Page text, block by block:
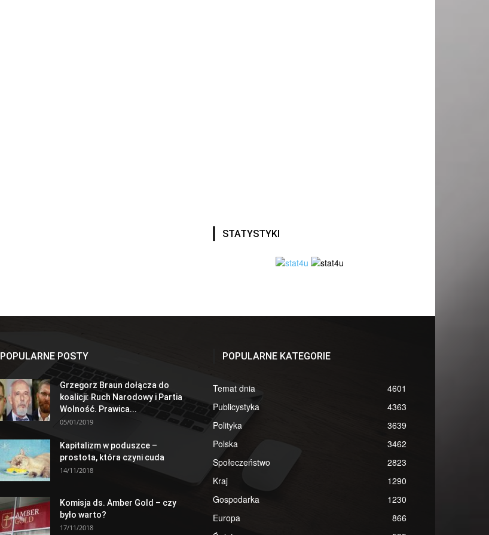
STATYSTYKI
POPULARNE POSTY
Grzegorz Braun dołącza do
koalicji: Ruch Narodowy i Partia
Wolność. Prawica...
05/01/2019
Kapitalizm w poduszce –
prostota, która czyni cuda
14/11/2018
Komisja ds. Amber Gold – czy
było warto?
17/11/2018
POPULARNE KATEGORIE
Temat dnia
4601
Publicystyka
4363
Polityka
3639
Polska
3462
Społeczeństwo
2823
Kraj
1290
Gospodarka
1230
Europa
866